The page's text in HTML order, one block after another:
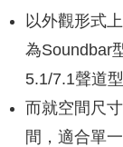
以外觀形式
為Soundbar
5.1/7.1聲道型
而就空間尺
間，適合單